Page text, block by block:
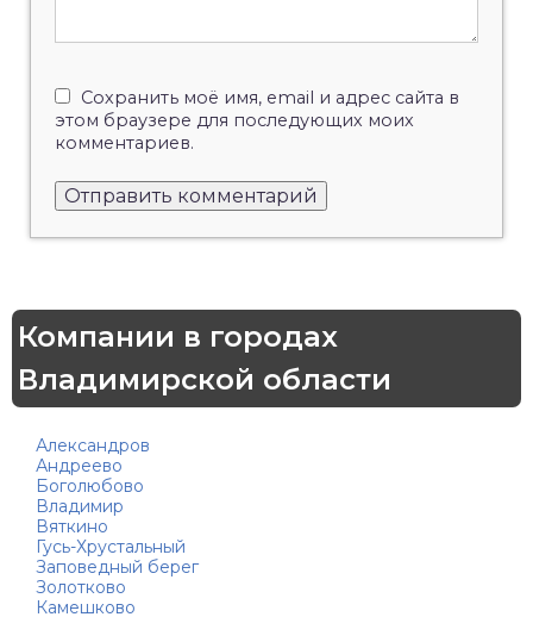
Сохранить моё имя, email и адрес сайта в
этом браузере для последующих моих
комментариев.
Компании в городах
Владимирской области
Александров
Андреево
Боголюбово
Владимир
Вяткино
Гусь-Хрустальный
Заповедный берег
Золотково
Камешково